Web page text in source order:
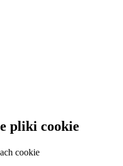
pliki cookie
cookie